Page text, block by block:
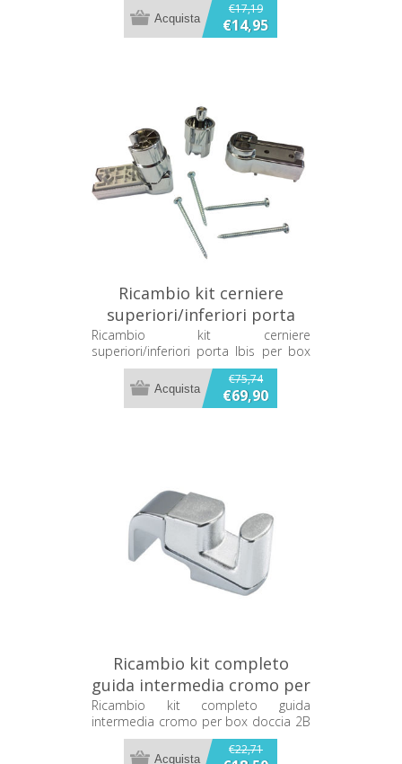
€17,19
€14,95
Ricambio kit cerniere
superiori/inferiori porta
Ibis per box doccia 2B
KIT86C
Ricambio kit cerniere
superiori/inferiori porta Ibis per box
doccia 2B KIT86C
€75,74
€69,90
Ricambio kit completo
guida intermedia cromo per
box doccia 2B KIT14CCR0
Ricambio kit completo guida
intermedia cromo per box doccia 2B
KIT14CCR0
€22,71